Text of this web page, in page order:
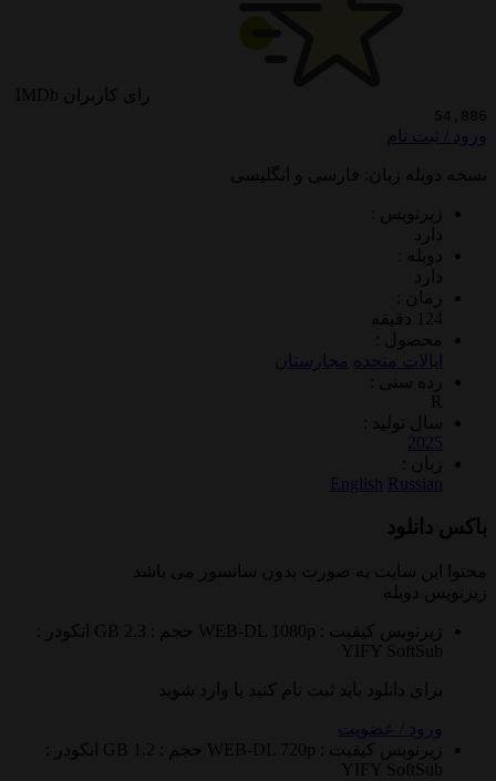
نام
زبان: فارسی و انگلیسی
:
:
متحده مجارستان
سنی :
:
English
سایت به صورت بدون سانسور می باشد
کیفیت : WEB-DL 1080p حجم : 2.3 GB
انکودر :
YIFY
دانلود باید ثبت نام کنید یا وارد شوید
/ عضویت
کیفیت : WEB-DL 720p حجم : 1.2 GB
انکودر :
YIFY